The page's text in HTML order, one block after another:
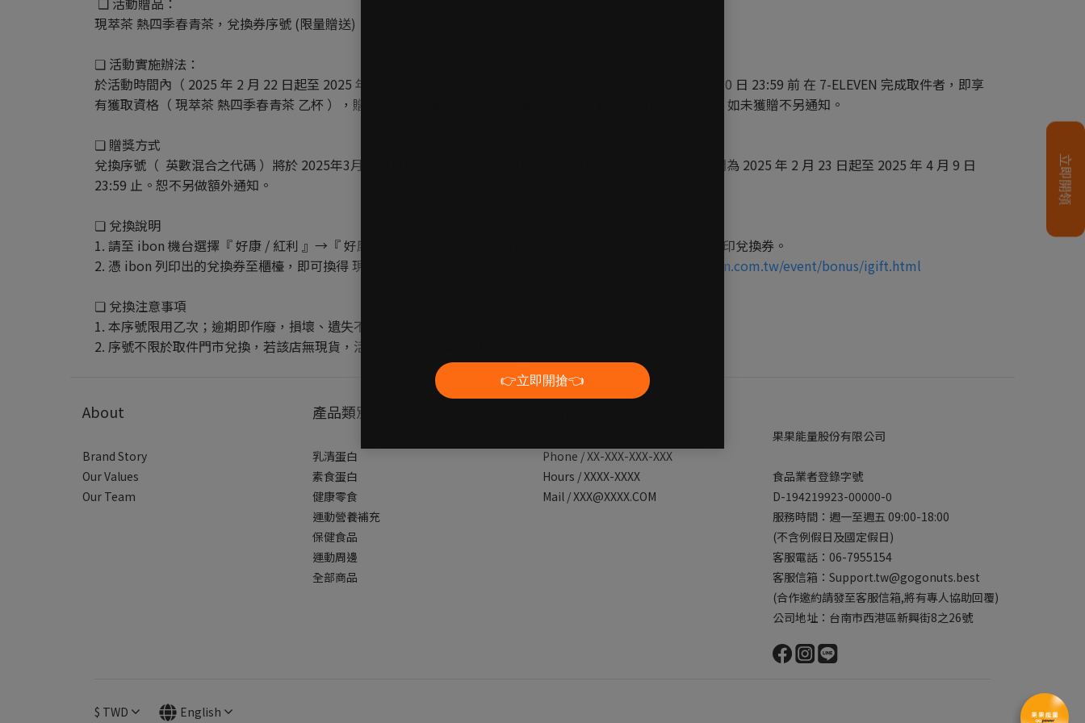
現萃茶 熱四季春青茶，兌換券序號 (限量贈送)。
❏ 活動實施辦法：
於活動時間內（ 2025 年 2 月 22 日起至 2025 年 3 月 23 日止 ）完成下單，選擇7-11取貨，並於 2025 年 3 月 30 日 23:59 前 在 7-ELEVEN 完成取件者，即享
有獲取資格（ 現萃茶 熱四季春青茶 乙杯 ），贈送對象將隨貨依實際完成取貨順序發放，因數量有限送完為止，如未獲贈不另通知。
❏ 贈獎方式
兌換序號（ 英數混合之代碼 ）將於 2025年3月30日取件截止時間前，隨貨以禮物卡贈與收件人，序號兌換期間為 2025 年 2 月 23 日起至 2025 年 4 月 9 日
23:59 止。恕不另做額外通知。
❏ 兌換說明
1. 請至 ibon 機台選擇『 好康 / 紅利 』→『 好康活動 』→『 i 禮贈序號補券 』輸入禮物卡中的兌換序號，並列印兌換券。
2. 憑 ibon 列印出的兌換券至櫃檯，即可換得 現萃茶 熱四季春青茶 乙杯。如需詳細說明請見：
http://www.ibon.com.tw/event/bonus/igift.html
❏ 兌換注意事項
1. 本序號限用乙次；逾期即作廢，損壞、遺失不予以補發。
2. 序號不限於取件門市兌換，若該店無現貨，活動期間內可至其他門市兌換。
About
Brand Story
Our Values
Our Team
產品類別
乳清蛋白
素食蛋白
健康零食
運動營養補充
保健食品
運動周邊
全部商品
Phone / XX-XXX-XXX-XXX
Hours / XXXX-XXXX
Mail / XXX@XXXX.COM
果果能量股份有限公司
食品業者登錄字號
D-194219923-00000-0
服務時間：週一至週五 09:00-18:00
(不含例假日及國定假日)
客服電話：06-7955154
客服信箱：Support.tw@gogonuts.best
(合作邀約請發至客服信箱,將有專人協助回覆)
公司地址：台南市西港區新興街8之26號
$ TWD English